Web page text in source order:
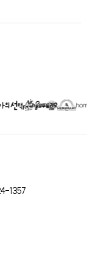
1357